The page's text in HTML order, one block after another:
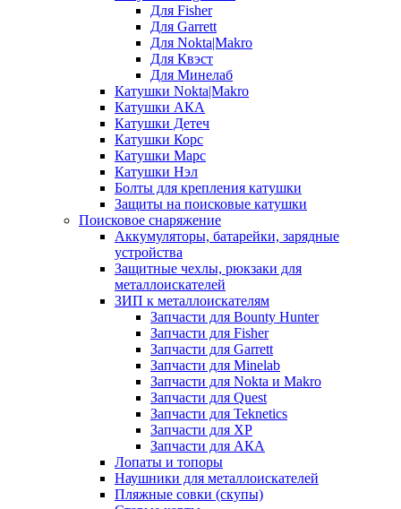
Для Fisher
Для Garrett
Для Nokta|Makro
Для Квэст
Для Минелаб
Катушки Nokta|Makro
Катушки АКА
Катушки Детеч
Катушки Корс
Катушки Марс
Катушки Нэл
Болты для крепления катушки
Защиты на поисковые катушки
Поисковое снаряжение
Аккумуляторы, батарейки, зарядные
устройства
Защитные чехлы, рюкзаки для
металлоискателей
ЗИП к металлоискателям
Запчасти для Bounty Hunter
Запчасти для Fisher
Запчасти для Garrett
Запчасти для Minelab
Запчасти для Nokta и Makro
Запчасти для Quest
Запчасти для Teknetics
Запчасти для XP
Запчасти для АКА
Лопаты и топоры
Наушники для металлоискателей
Пляжные совки (скупы)